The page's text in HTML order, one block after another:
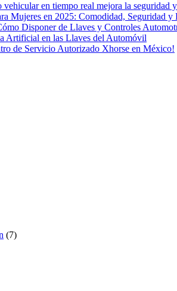
vehicular en tiempo real mejora la seguridad
Mujeres en 2025: Comodidad, Seguridad y
Disponer de Llaves y Controles
Artificial en las Llaves del Automóvil
de Servicio Autorizado Xhorse en México!
(7)